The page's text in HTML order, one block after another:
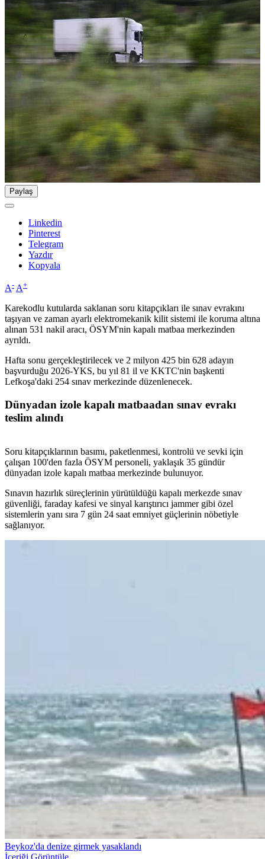
Paylaş
Linkedin
Pinterest
Telegram
Yazdır
Kopyala
A- A+
Karekodlu kutularda saklanan soru kitapçıkları ile sınav evrakını
taşıyan ve zaman ayarlı elektromekanik kilit sistemi ile koruma altına
alınan 531 nakil aracı, ÖSYM'nin kapalı matbaa merkezinden
ayrıldı.
Hafta sonu gerçekleştirilecek ve 2 milyon 425 bin 628 adayın
başvurduğu 2026-YKS, bu yıl 81 il ve KKTC'nin başkenti
Lefkoşa'daki 254 sınav merkezinde düzenlenecek.
Dünyadan izole kapalı matbaadan sınav evrakı
teslim alındı
Soru kitapçıklarının basımı, paketlenmesi, kontrolü ve sevki için
çalışan 100'den fazla ÖSYM personeli, yaklaşık 35 gündür
dünyadan izole kapalı matbaa merkezinde bulunuyor.
Sınavın hazırlık süreçlerinin yürütüldüğü kapalı merkezde sınav
güvenliği, faraday kafesi ve sinyal karıştırıcı jammer gibi özel
sistemlerin yanı sıra 7 gün 24 saat emniyet güçlerinin nöbetiyle
sağlanıyor.
Beykoz'da denize girmek yasaklandı
İçeriği Görüntüle